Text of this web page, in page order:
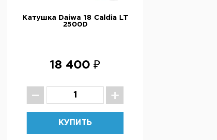
Катушка Daiwa 18 Caldia LT
2500D
18 400 ₽
КУПИТЬ